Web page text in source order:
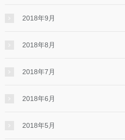
2018年9月
2018年8月
2018年7月
2018年6月
2018年5月